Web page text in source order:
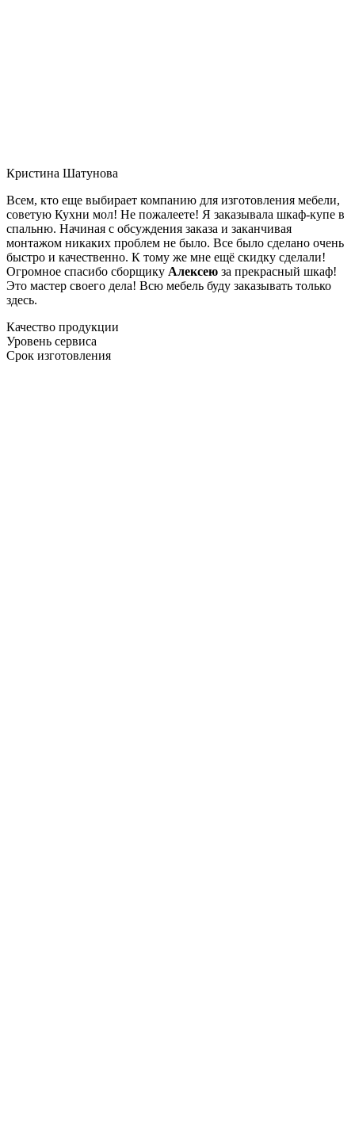
Кристина Шатунова
Всем, кто еще выбирает компанию для изготовления мебели,
советую Кухни мол! Не пожалеете! Я заказывала шкаф-купе в
спальню. Начиная с обсуждения заказа и заканчивая
монтажом никаких проблем не было. Все было сделано очень
быстро и качественно. К тому же мне ещё скидку сделали!
Огромное спасибо сборщику Алексею за прекрасный шкаф!
Это мастер своего дела! Всю мебель буду заказывать только
здесь.
Качество продукции
Уровень сервиса
Срок изготовления